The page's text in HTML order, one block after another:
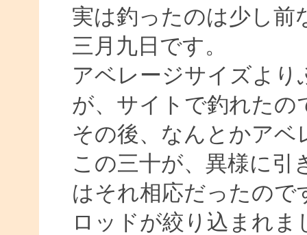
実は釣ったのは少し前
三月九日です。
アベレージサイズよ
が、サイトで釣れたの
その後、なんとかアベ
この三十が、異様に引
はそれ相応だったので
ロッドが絞り込まれ